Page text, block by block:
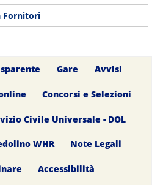
Fornitori
Gare Avvisi
Concorsi e Selezioni
Civile Universale - DOL
WHR Note Legali
Accessibilità